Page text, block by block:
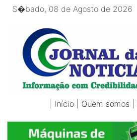
S�bado, 08 de Agosto de 2026
Início Quem somos